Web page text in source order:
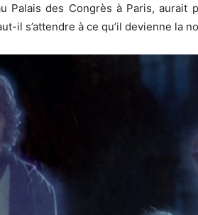
Palais des Congrès à Paris, aurait
il s’attendre à ce qu’il devienne la